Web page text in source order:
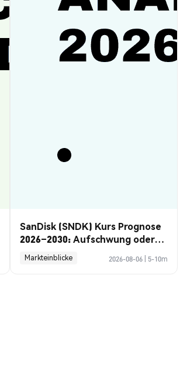
SanDisk (SNDK) Kurs Prognose
2026–2030: Aufschwung oder
Rückzug?
Markteinblicke 2026-08-06 5-10m